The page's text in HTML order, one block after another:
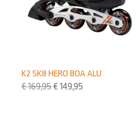
K2 SK8 HERO BOA ALU
€169,95€ 149,95